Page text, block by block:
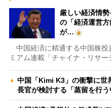
厳しい経済情
の「経済運営
が…
中国経済に精通する中国株投
ミアム連載「チャイナ・リサ
中国「Kimi K3」の衝撃に
長官が検討する「蒸留を行